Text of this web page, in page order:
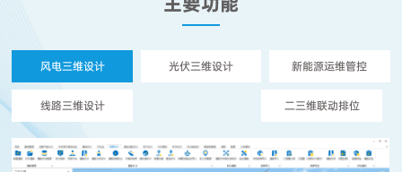
风电三维设计 光伏三维设计 新能源运维管控
线路三维设计 二三维联动排位